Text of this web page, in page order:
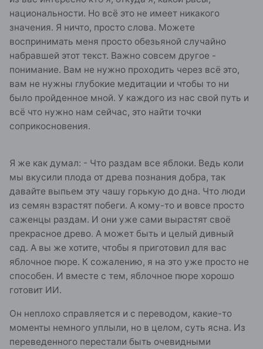
национальности. Но всё это не имеет никакого
значения. Я ничто, просто слова. Можете
воспринимать меня просто обезьяной случайно
набравшей этот текст. Важно совсем другое -
понимание. Вам не нужно проходить через всё это,
вам не нужны глубокие медитации и чтобы то ни
было пройденное мной. У каждого из нас свой путь и
всё что нужно нам сейчас, это найти точки
соприкосновения.
Я же как думал: - Что раздам все яблоки. Ведь коли
мы вкусили плода от древа познания добра, так
давайте выпьем эту чашу горькую до дна. Что люди
из семян взрастят побеги. А кому-то и вовсе просто
саженцы раздам. И они уже сами вырастят своё
прекрасное древо. А может быть и целый дивный
сад. А вы же хотите, чтобы я приготовил для вас
яблочное пюре. К сожалению, я на это уже просто не
способен. И вместе с тем, яблочное пюре хорошо
готовит ИИ.
Он неплохо справляется и с переводом, какие-то
моменты немного уплыли, но в целом, суть ясна. Из
переведенного перестали быть очевидными